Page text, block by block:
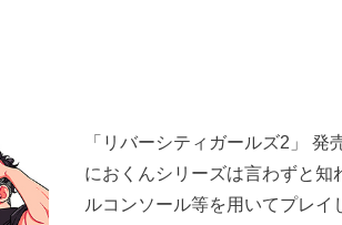
「リバーシティガールズ2」 発
におくんシリーズは言わずと知
ルコンソール等を用いてプレ